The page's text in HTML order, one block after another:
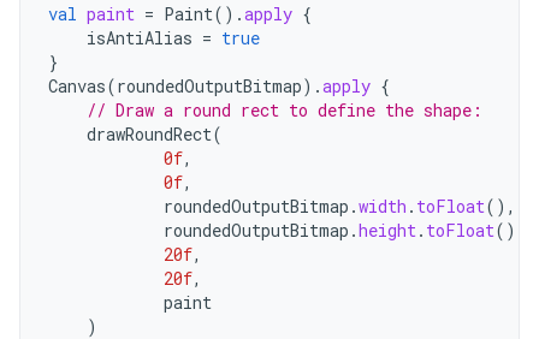
val paint = Paint().apply {
isAntiAlias = true
}
Canvas(roundedOutputBitmap).apply {
// Draw a round rect to define the shape:
drawRoundRect(
0f,
0f,
roundedOutputBitmap .width . toFloat(),
roundedOutputBitmap .height . toFloat(),
20f,
20f,
paint
)